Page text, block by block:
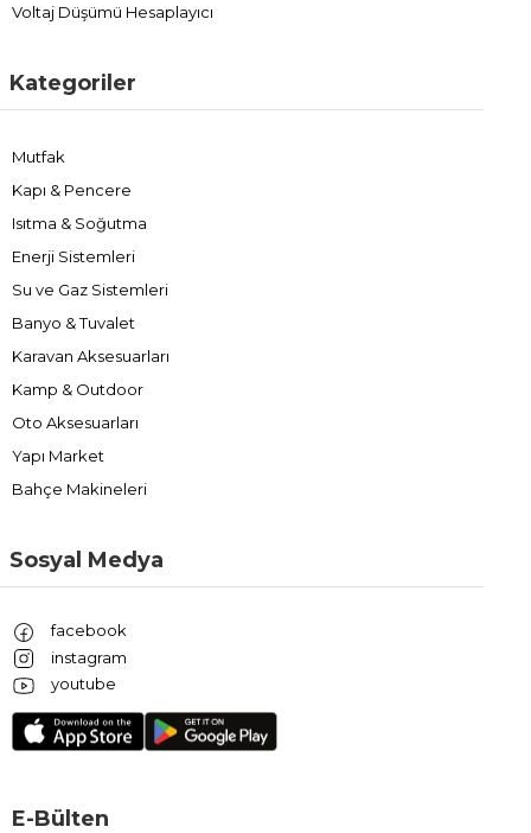
Voltaj Düşümü Hesaplayıcı
Kategoriler
Mutfak
Kapı & Pencere
Isıtma & Soğutma
Enerji Sistemleri
Su ve Gaz Sistemleri
Banyo & Tuvalet
Karavan Aksesuarları
Kamp & Outdoor
Oto Aksesuarları
Yapı Market
Bahçe Makineleri
Sosyal Medya
facebook
instagram
youtube
E-Bülten